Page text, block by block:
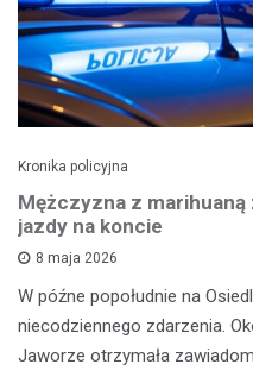
Kronika policyjna
Mężczyzna z
jazdy na koncie
8 maja 2026
W późne popołudnie na
niecodziennego zdarzenia.
Jaworze otrzymała